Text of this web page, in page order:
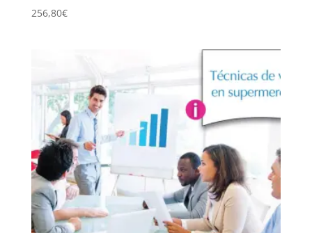
256,80€